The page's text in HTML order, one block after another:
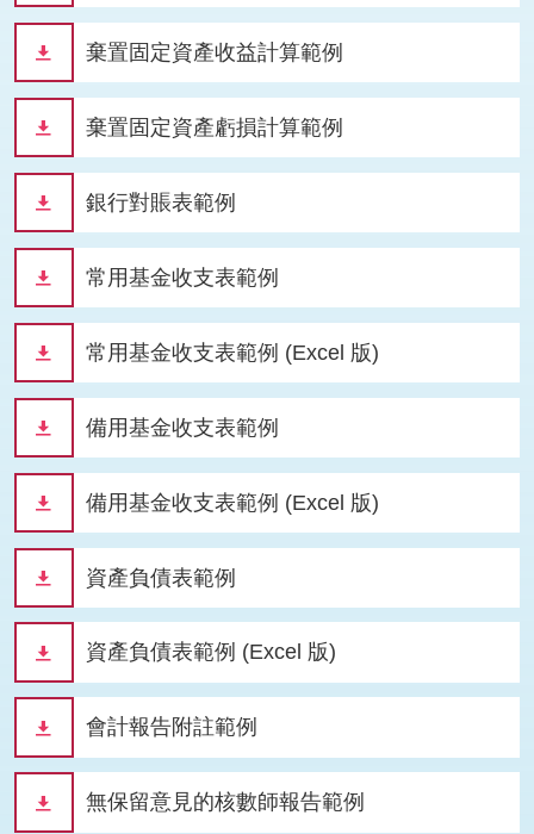
棄置固定資產收益計算範例
棄置固定資產虧損計算範例
銀行對賬表範例
常用基金收支表範例
常用基金收支表範例 (Excel 版)
備用基金收支表範例
備用基金收支表範例 (Excel 版)
資產負債表範例
資產負債表範例 (Excel 版)
會計報告附註範例
無保留意見的核數師報告範例